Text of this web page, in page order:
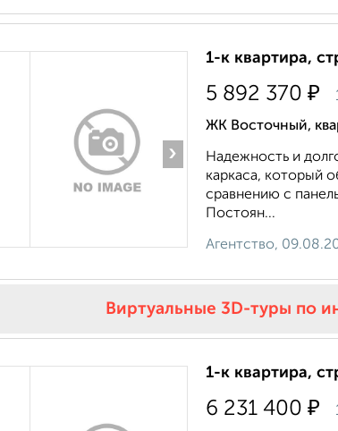
›
1-к квартира,
5 892 370 ₽
ЖК Восточный,
Надежность и
каркаса, который
сравнению с
Постоян...
Агентство,
Виртуальные 3D-туры по
1-к квартира,
6 231 400 ₽